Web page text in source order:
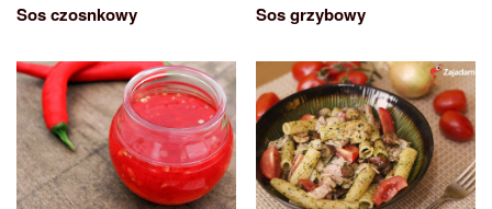
Sos czosnkowy Sos grzybowy